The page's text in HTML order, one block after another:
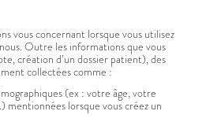
vous concernant lorsque vous utilisez
Outre les informations que vous
création d’un dossier patient), des
collectées comme :
(ex : votre âge, votre
mentionnées lorsque vous créez un